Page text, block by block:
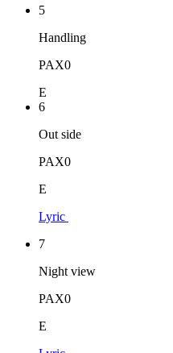
5
Handling
PAX0
E
6
Out side
PAX0
E
Lyric
7
Night view
PAX0
E